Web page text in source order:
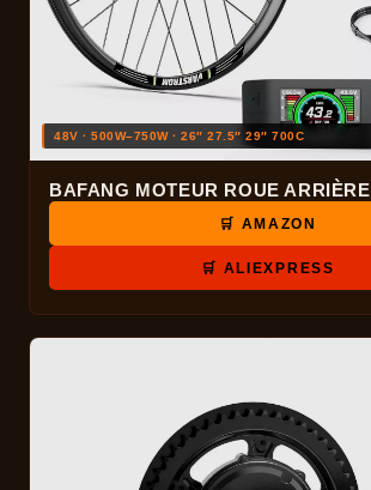
48V · 500W–750W · 26″ 27.5″ 29″ 700C
BAFANG MOTEUR ROUE ARRIÈRE
🛒 AMAZON
🛒 ALIEXPRESS